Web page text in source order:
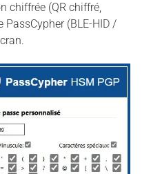
chiffrée (QR chiffré,
PassCypher (BLE-HID /